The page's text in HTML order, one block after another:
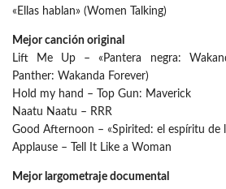
«Ellas hablan» (Women Talking)
Mejor canción original
Lift Me Up – «Pantera negra:
Panther: Wakanda Forever)
Hold my hand – Top Gun: Maverick
Naatu Naatu – RRR
Good Afternoon – «Spirited: el espíritu de
Applause – Tell It Like a Woman
Mejor largometraje documental